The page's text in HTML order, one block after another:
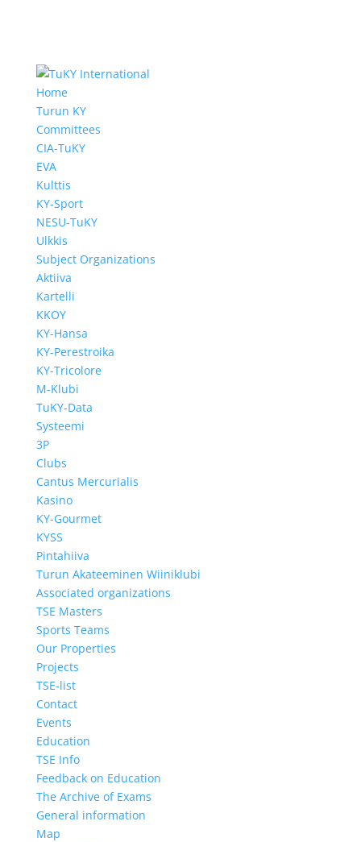
Home
Turun KY
Committees
CIA-TuKY
EVA
Kulttis
KY-Sport
NESU-TuKY
Ulkkis
Subject Organizations
Aktiiva
Kartelli
KKOY
KY-Hansa
KY-Perestroika
KY-Tricolore
M-Klubi
TuKY-Data
Systeemi
3P
Clubs
Cantus Mercurialis
Kasino
KY-Gourmet
KYSS
Pintahiiva
Turun Akateeminen Wiiniklubi
Associated organizations
TSE Masters
Sports Teams
Our Properties
Projects
TSE-list
Contact
Events
Education
TSE Info
Feedback on Education
The Archive of Exams
General information
Map